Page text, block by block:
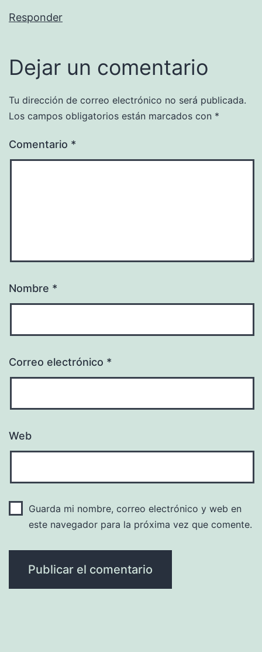
Responder
Dejar un comentario
Tu dirección de correo electrónico no será publicada.
Los campos obligatorios están marcados con *
Comentario *
Nombre *
Correo electrónico *
Web
Guarda mi nombre, correo electrónico y web en
este navegador para la próxima vez que comente.